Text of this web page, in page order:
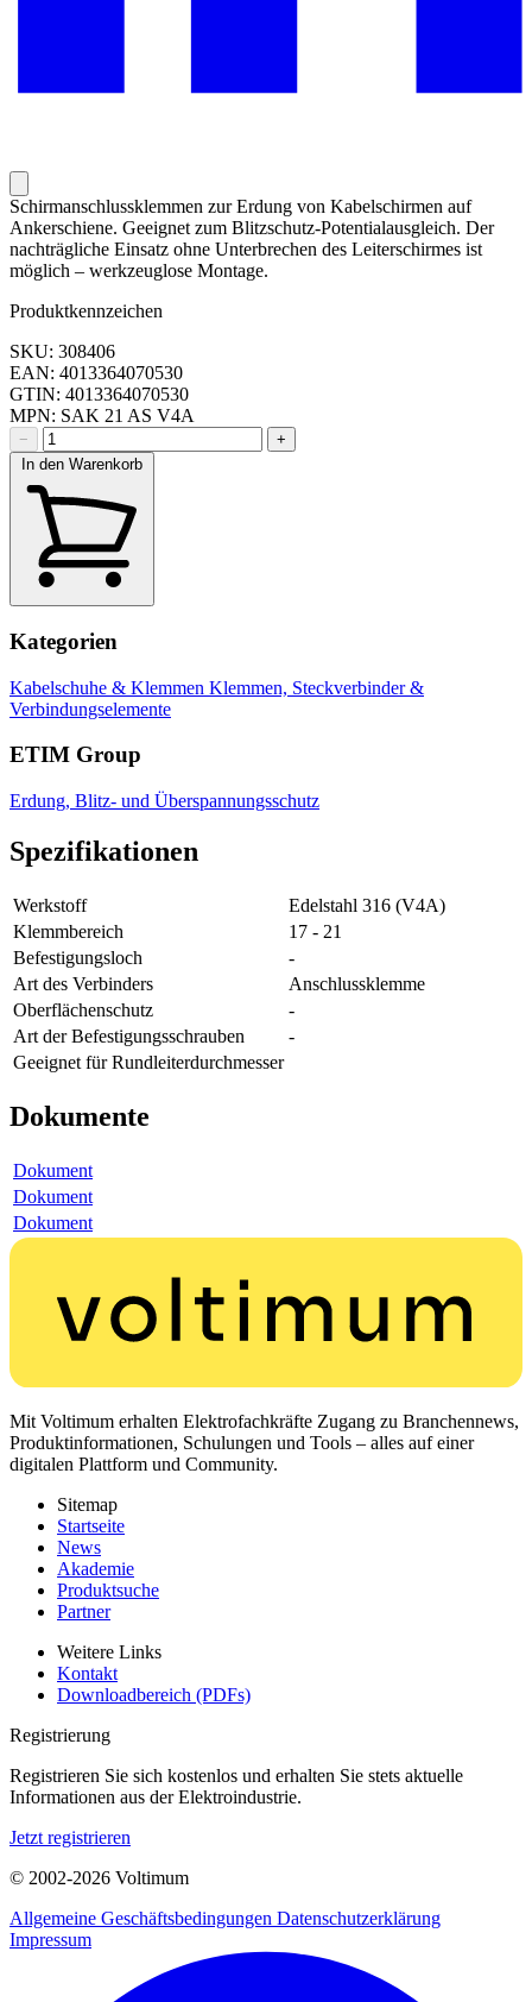
Schirmanschlussklemmen zur Erdung von Kabelschirmen auf
Ankerschiene. Geeignet zum Blitzschutz-Potentialausgleich. Der
nachträgliche Einsatz ohne Unterbrechen des Leiterschirmes ist
möglich – werkzeuglose Montage.
Produktkennzeichen
SKU: 308406
EAN: 4013364070530
GTIN: 4013364070530
MPN: SAK 21 AS V4A
−
+
In den Warenkorb
Kategorien
Kabelschuhe & Klemmen Klemmen, Steckverbinder &
Verbindungselemente
ETIM Group
Erdung, Blitz- und Überspannungsschutz
Spezifikationen
Werkstoff
Edelstahl 316 (V4A)
Klemmbereich
17 - 21
Befestigungsloch
-
Art des Verbinders
Anschlussklemme
Oberflächenschutz
-
Art der Befestigungsschrauben
-
Geeignet für Rundleiterdurchmesser
Dokumente
Dokument
Dokument
Dokument
Mit Voltimum erhalten Elektrofachkräfte Zugang zu Branchennews,
Produktinformationen, Schulungen und Tools – alles auf einer
digitalen Plattform und Community.
Sitemap
Startseite
News
Akademie
Produktsuche
Partner
Weitere Links
Kontakt
Downloadbereich (PDFs)
Registrierung
Registrieren Sie sich kostenlos und erhalten Sie stets aktuelle
Informationen aus der Elektroindustrie.
Jetzt registrieren
© 2002-2026 Voltimum
Allgemeine Geschäftsbedingungen Datenschutzerklärung
Impressum